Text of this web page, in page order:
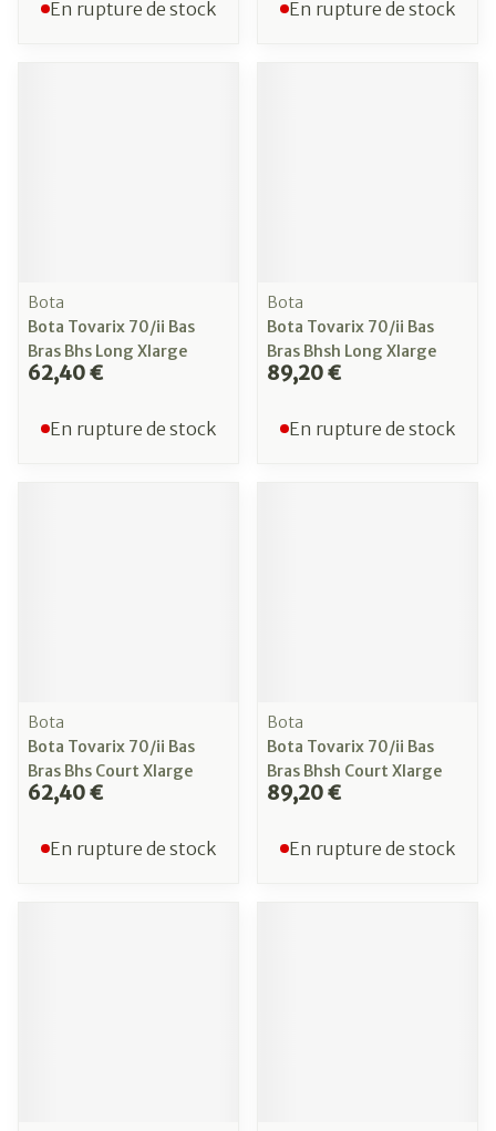
En rupture de stock En rupture de stock
Bota
Bota Tovarix 70/ii Bas
Bras Bhs Long Xlarge
62,40 €
En rupture de stock
Bota
Bota Tovarix 70/ii Bas
Bras Bhsh Long Xlarge
89,20 €
En rupture de stock
Bota
Bota Tovarix 70/ii Bas
Bras Bhs Court Xlarge
62,40 €
En rupture de stock
Bota
Bota Tovarix 70/ii Bas
Bras Bhsh Court Xlarge
89,20 €
En rupture de stock